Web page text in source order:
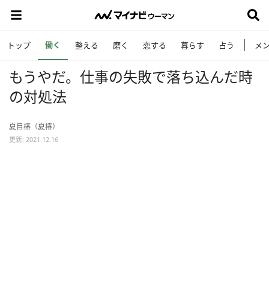
トップ 働く 整える 磨く 恋する 暮らす 占う メ
もうやだ。仕事の失敗で落ち込んだ時
の対処法
夏目椿（夏椿）
更新: 2021.12.16